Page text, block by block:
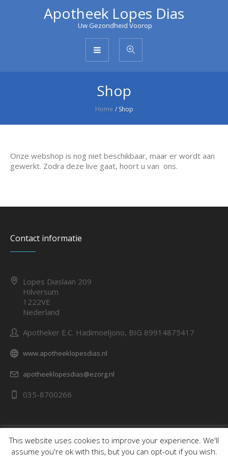
Apotheek Lopes Dias
Uw Gezondheid Voorop
Shop
Home / Shop
Onze webshop is nog niet beschikbaar, maar er wordt aan
gewerkt. Zodra deze live gaat, hoort u van ons.
Contact informatie
Lopes Diaslaan 209
Hilversum
1222VE
Nederland
Apotheker E.C. Hadimoeljono, BIG 89914875417
www.apotheeklopesdias.nl
apotheeklopesdias@ezorg.nl
035-8700266
Over ons Contact opnemen
This website uses cookies to improve your experience. We'll
assume you're ok with this, but you can opt-out if you wish.